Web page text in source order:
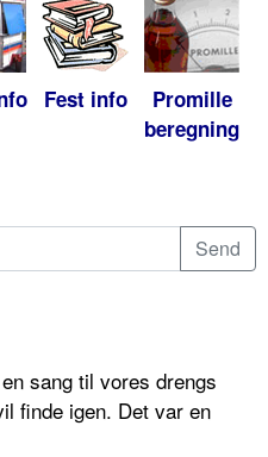
Fest info
Promille
beregning
sang til vores drengs
finde igen. Det var en